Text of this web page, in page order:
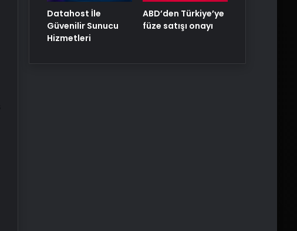
Datahost İle
Güvenilir Sunucu
Hizmetleri
ABD’den Türkiye’ye
füze satışı onayı